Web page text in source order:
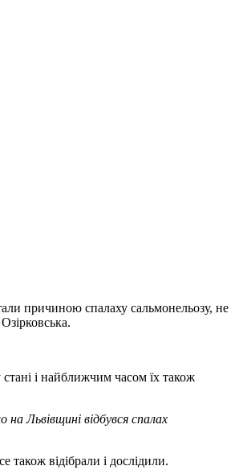
причиною спалаху сальмонельозу, не
і найближчим часом їх також
Львівщині відбувся спалах
також відібрали і дослідили.